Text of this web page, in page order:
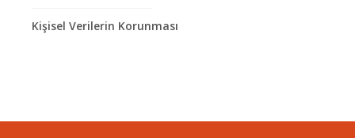
Kişisel Verilerin Korunması